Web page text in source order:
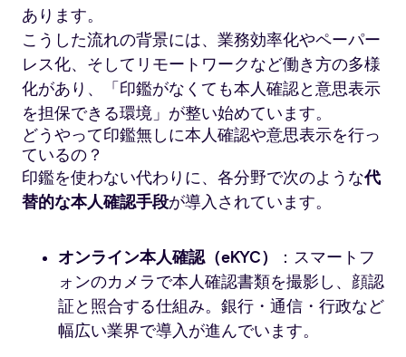
あります。
こうした流れの背景には、業務効率化やペーパー
レス化、そしてリモートワークなど働き方の多様
化があり、「印鑑がなくても本人確認と意思表示
を担保できる環境」が整い始めています。
どうやって印鑑無しに本人確認や意思表示を行っ
ているの？
印鑑を使わない代わりに、各分野で次のような代
替的な本人確認手段が導入されています。
オンライン本人確認（eKYC）
：スマートフ
ォンのカメラで本人確認書類を撮影し、顔認
証と照合する仕組み。銀行・通信・行政など
幅広い業界で導入が進んでいます。